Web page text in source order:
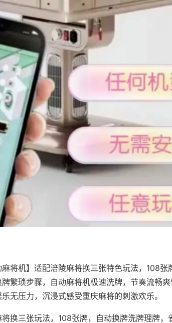
麻将机】适配涪陵麻将换三张特色玩法，108
繁琐步骤，自动麻将机极速洗牌，节奏流畅
无压力，沉浸式感受重庆麻将的刺激欢乐。
换三张玩法，108张牌，自动换牌洗牌理牌，